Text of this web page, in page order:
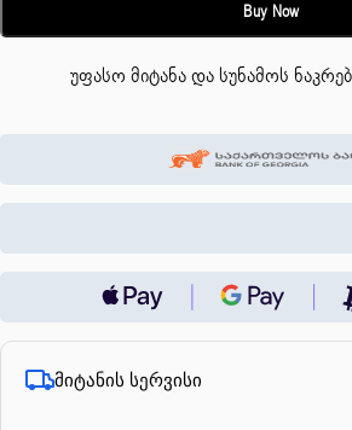
Buy Now
უფასო მიტანა და სუნამოს
მიტანის სერვისი